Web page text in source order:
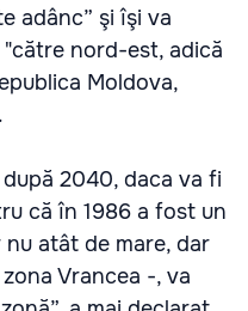
adânc” şi îşi va
nord-est, adică
Moldova,
2040, daca va fi
că în 1986 a fost un
atât de mare, dar
Vrancea -, va